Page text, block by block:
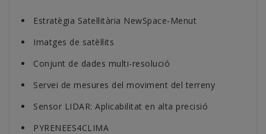
Estratègia Satel·litària NewSpace-Menut
Imatges de satèl·lits
Conjunt de dades multi-resolució
Servei de mesures del moviment del terreny
Sensor LIDAR: Aplicabilitat en alta precisió
PYRENEES4CLIMA